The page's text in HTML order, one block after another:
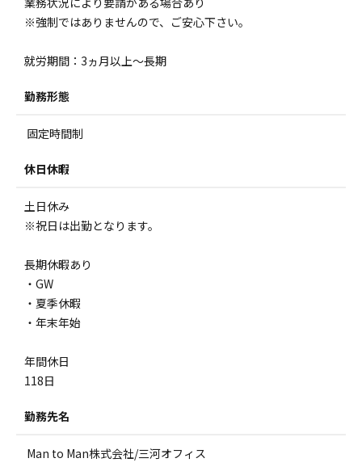
※強制ではありませんので、ご安心下さい。
就労期間：3ヵ月以上～長期
勤務形態
固定時間制
休日休暇
土日休み
※祝日は出勤となります。
長期休暇あり
・GW
・夏季休暇
・年末年始
年間休日
118日
勤務先名
Man to Man株式会社/三河オフィス